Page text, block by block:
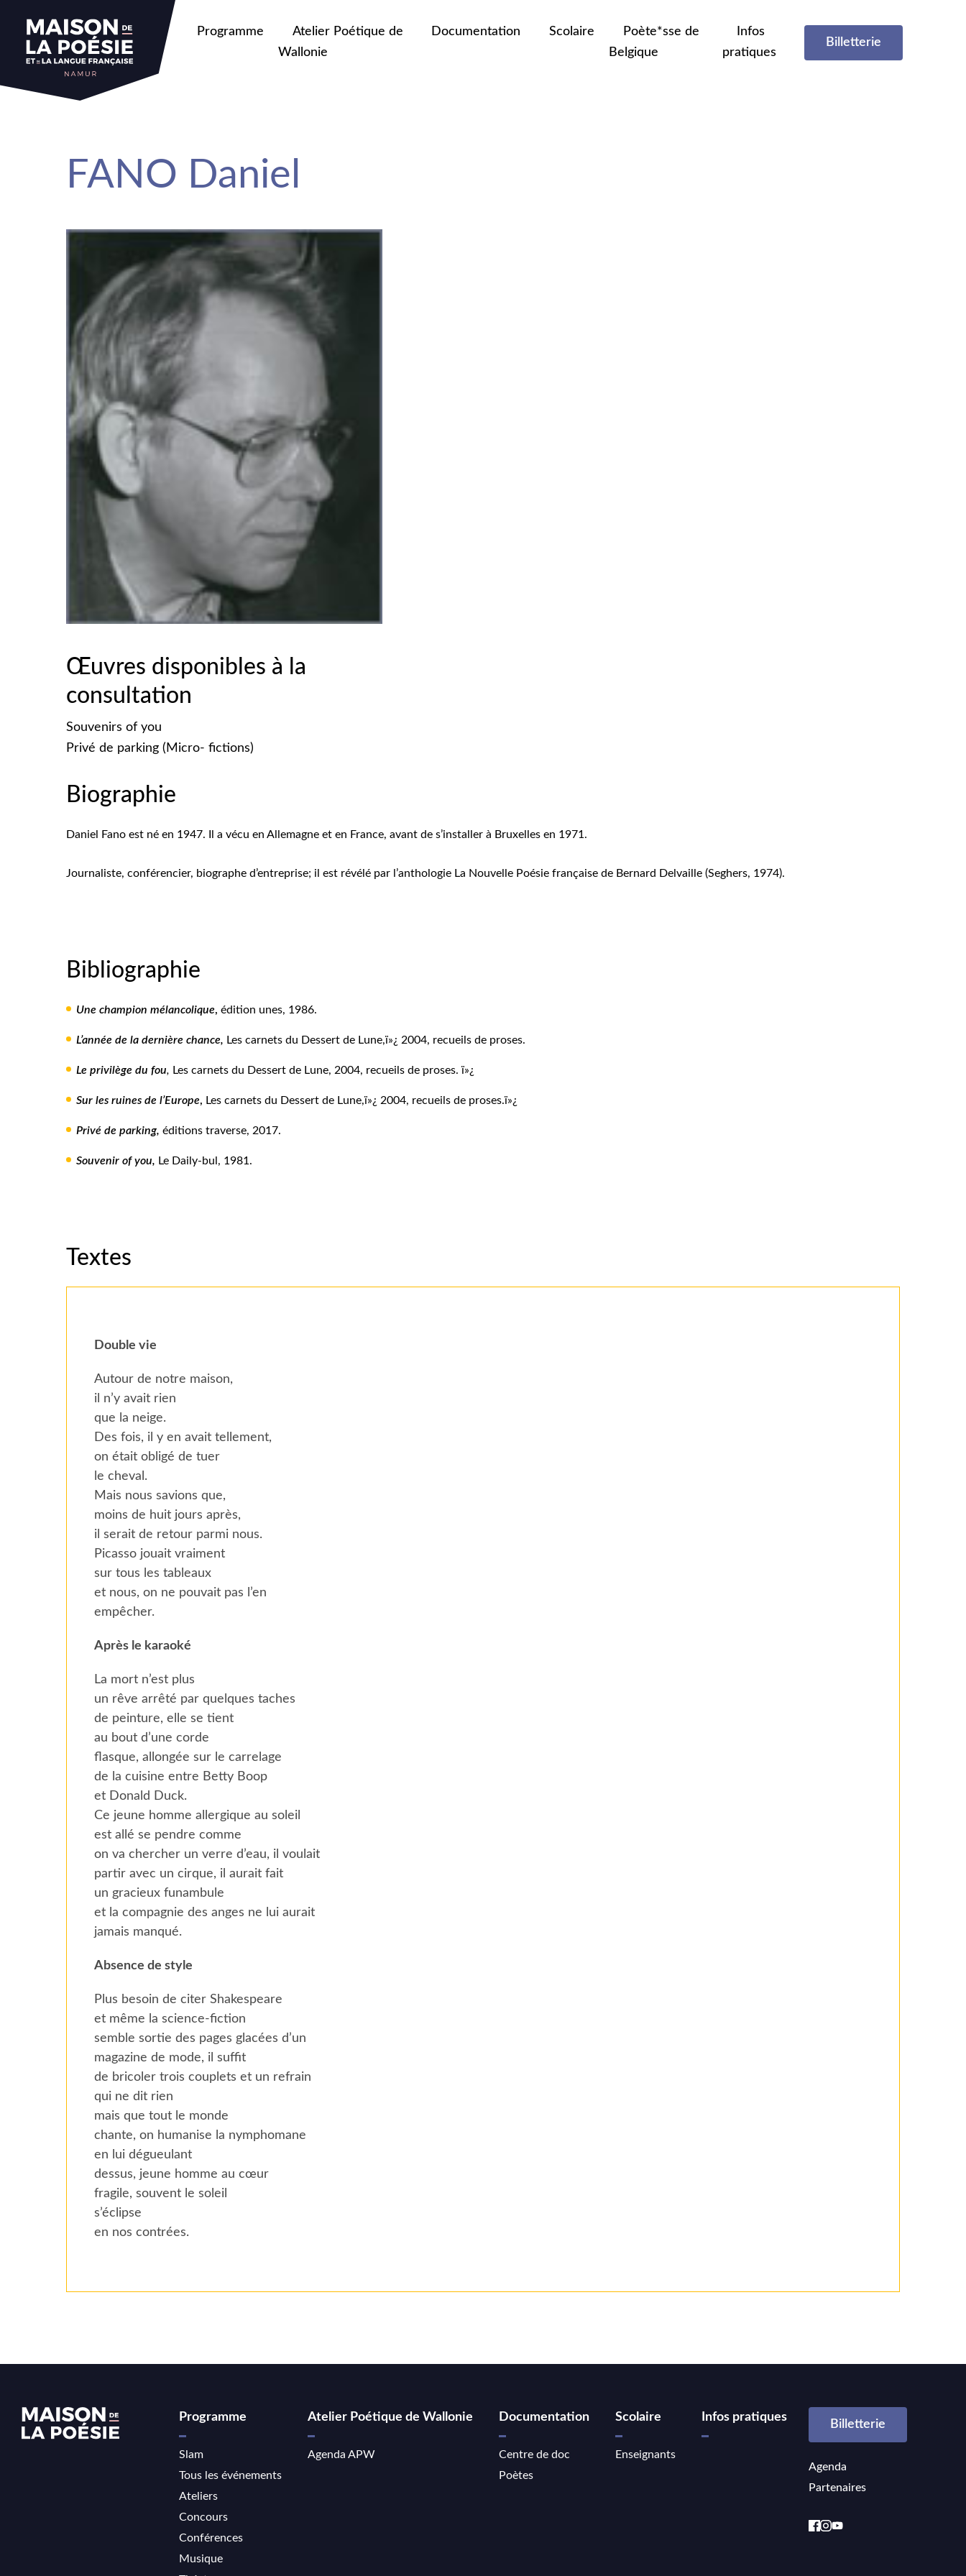
Programme
Atelier Poétique de
Wallonie
Documentation Scolaire
Poète*sse de
Belgique
Infos
pratiques
Billetterie
FANO Daniel
Œuvres disponibles à la
consultation
Souvenirs of you
Privé de parking (Micro- fictions)
Biographie
Daniel Fano est né en 1947. Il a vécu en Allemagne et en France, avant de s’installer à Bruxelles en 1971.
Journaliste, conférencier, biographe d’entreprise; il est révélé par l’anthologie La Nouvelle Poésie française de Bernard Delvaille (Seghers, 1974).
Bibliographie
Une champion mélancolique, édition unes, 1986.
L’année de la dernière chance, Les carnets du Dessert de Lune,ï»¿ 2004, recueils de proses.
Le privilège du fou, Les carnets du Dessert de Lune, 2004, recueils de proses. ï»¿
Sur les ruines de l’Europe, Les carnets du Dessert de Lune,ï»¿ 2004, recueils de proses.ï»¿
Privé de parking, éditions traverse, 2017.
Souvenir of you, Le Daily-bul, 1981.
Textes
Double vie
Autour de notre maison,
il n’y avait rien
que la neige.
Des fois, il y en avait tellement,
on était obligé de tuer
le cheval.
Mais nous savions que,
moins de huit jours après,
il serait de retour parmi nous.
Picasso jouait vraiment
sur tous les tableaux
et nous, on ne pouvait pas l’en
empêcher.
Après le karaoké
La mort n’est plus
un rêve arrêté par quelques taches
de peinture, elle se tient
au bout d’une corde
flasque, allongée sur le carrelage
de la cuisine entre Betty Boop
et Donald Duck.
Ce jeune homme allergique au soleil
est allé se pendre comme
on va chercher un verre d’eau, il voulait
partir avec un cirque, il aurait fait
un gracieux funambule
et la compagnie des anges ne lui aurait
jamais manqué.
Absence de style
Plus besoin de citer Shakespeare
et même la science-fiction
semble sortie des pages glacées d’un
magazine de mode, il suffit
de bricoler trois couplets et un refrain
qui ne dit rien
mais que tout le monde
chante, on humanise la nymphomane
en lui dégueulant
dessus, jeune homme au cœur
fragile, souvent le soleil
s’éclipse
en nos contrées.
Programme
Slam
Tous les événements
Ateliers
Concours
Conférences
Musique
Atelier Poétique de Wallonie
Agenda APW
Documentation
Centre de doc
Poètes
Scolaire
Enseignants
Infos pratiques
Billetterie
Agenda
Partenaires